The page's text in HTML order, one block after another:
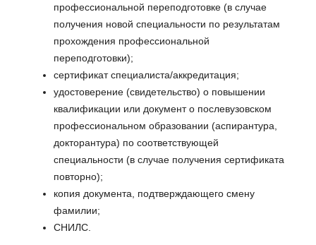
профессиональной переподготовке (в случае
получения новой специальности по результатам
прохождения профессиональной
переподготовки);
сертификат специалиста/аккредитация;
удостоверение (свидетельство) о повышении
квалификации или документ о послевузовском
профессиональном образовании (аспирантура,
докторантура) по соответствующей
специальности (в случае получения сертификата
повторно);
копия документа, подтверждающего смену
фамилии;
СНИЛС.